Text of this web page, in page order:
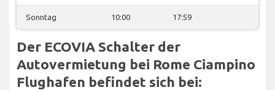
Sonntag 10:00 17:59
Der ECOVIA Schalter der
Autovermietung bei Rome Ciampino
Flughafen befindet sich bei: